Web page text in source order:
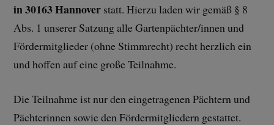
in 30163 Hannover statt. Hierzu laden wir gemäß § 8
Abs. 1 unserer Satzung alle Gartenpächter/innen und
Fördermitglieder (ohne Stimmrecht) recht herzlich ein
und hoffen auf eine große Teilnahme.
Die Teilnahme ist nur den eingetragenen Pächtern und
Pächterinnen sowie den Fördermitgliedern gestattet.